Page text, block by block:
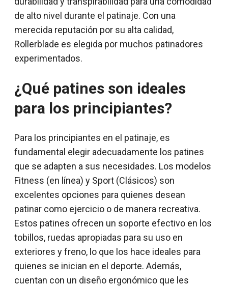
de alto nivel durante el patinaje. Con una
merecida reputación por su alta calidad,
Rollerblade es elegida por muchos patinadores
experimentados.
¿Qué patines son ideales
para los principiantes?
Para los principiantes en el patinaje, es
fundamental elegir adecuadamente los patines
que se adapten a sus necesidades. Los modelos
Fitness (en línea) y Sport (Clásicos) son
excelentes opciones para quienes desean
patinar como ejercicio o de manera recreativa.
Estos patines ofrecen un soporte efectivo en los
tobillos, ruedas apropiadas para su uso en
exteriores y freno, lo que los hace ideales para
quienes se inician en el deporte. Además,
cuentan con un diseño ergonómico que les